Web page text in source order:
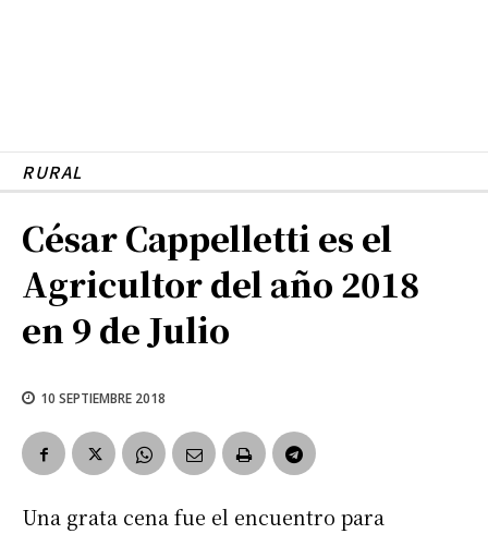
RURAL
César Cappelletti es el
Agricultor del año 2018
en 9 de Julio
10 SEPTIEMBRE 2018
Una grata cena fue el encuentro para